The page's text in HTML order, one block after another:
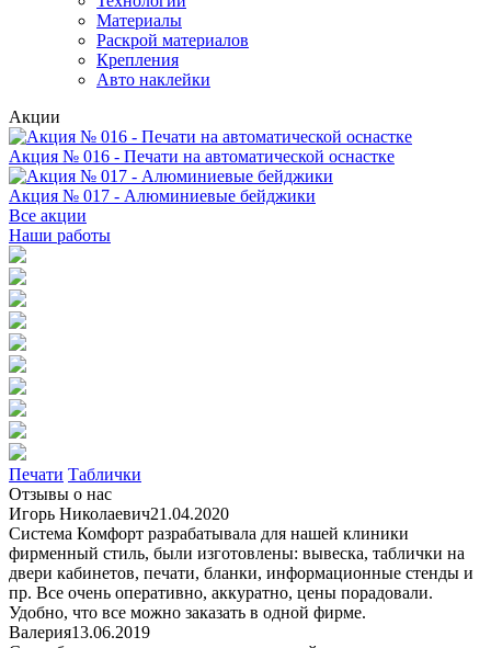
Материалы
Раскрой материалов
Крепления
Авто наклейки
Акции
Акция № 016 - Печати на автоматической оснастке
Акция № 017 - Алюминиевые бейджики
Все акции
Наши работы
Печати Таблички
Отзывы о нас
Игорь Николаевич21.04.2020
Система Комфорт разрабатывала для нашей клиники
фирменный стиль, были изготовлены: вывеска, таблички на
двери кабинетов, печати, бланки, информационные стенды и
пр. Все очень оперативно, аккуратно, цены порадовали.
Удобно, что все можно заказать в одной фирме.
Валерия13.06.2019